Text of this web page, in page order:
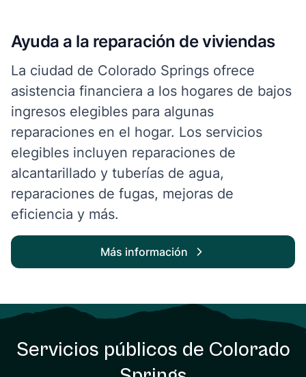
Ayuda a la reparación de viviendas
La ciudad de Colorado Springs ofrece
asistencia financiera a los hogares de bajos
ingresos elegibles para algunas
reparaciones en el hogar. Los servicios
elegibles incluyen reparaciones de
alcantarillado y tuberías de agua,
reparaciones de fugas, mejoras de
eficiencia y más.
Más información
Servicios públicos de Colorado